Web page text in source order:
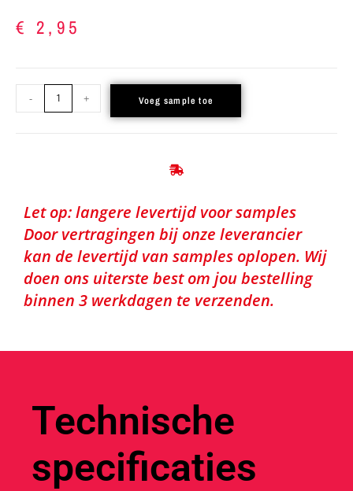
€ 2,95
- + Voeg sample toe
Let op: langere levertijd voor samples
Door vertragingen bij onze leverancier
kan de levertijd van samples oplopen. Wij
doen ons uiterste best om jou bestelling
binnen 3 werkdagen te verzenden.
Technische
specificaties